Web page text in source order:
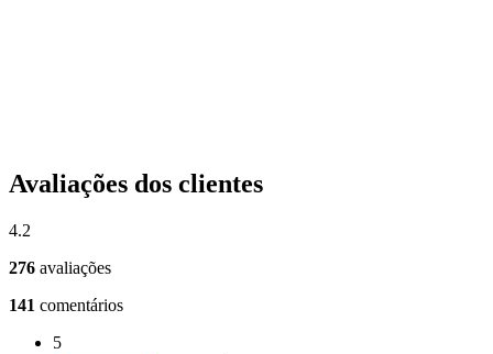
Avaliações dos clientes
4.2
276 avaliações
141 comentários
5